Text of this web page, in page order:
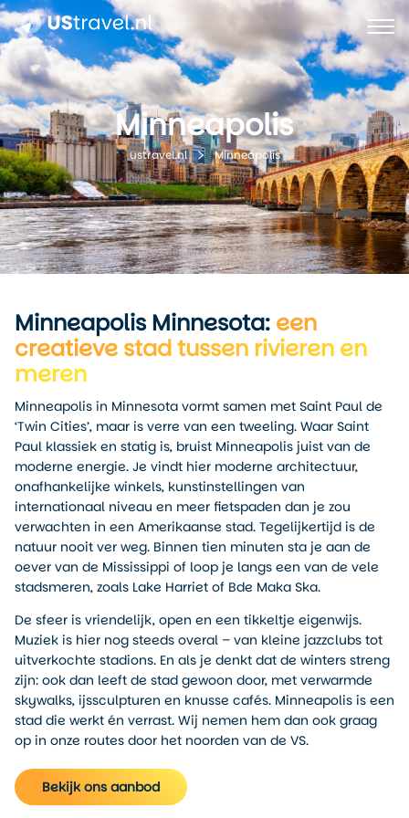
Minneapolis
ustravel.nl Minneapolis
Minneapolis Minnesota: een
creatieve stad tussen rivieren en
meren
Minneapolis in Minnesota vormt samen met Saint Paul de
‘Twin Cities’, maar is verre van een tweeling. Waar Saint
Paul klassiek en statig is, bruist Minneapolis juist van de
moderne energie. Je vindt hier moderne architectuur,
onafhankelijke winkels, kunstinstellingen van
internationaal niveau en meer fietspaden dan je zou
verwachten in een Amerikaanse stad. Tegelijkertijd is de
natuur nooit ver weg. Binnen tien minuten sta je aan de
oever van de Mississippi of loop je langs een van de vele
stadsmeren, zoals Lake Harriet of Bde Maka Ska.
De sfeer is vriendelijk, open en een tikkeltje eigenwijs.
Muziek is hier nog steeds overal – van kleine jazzclubs tot
uitverkochte stadions. En als je denkt dat de winters streng
zijn: ook dan leeft de stad gewoon door, met verwarmde
skywalks, ijssculpturen en knusse cafés. Minneapolis is een
stad die werkt én verrast. Wij nemen hem dan ook graag
op in onze routes door het noorden van de VS.
Bekijk ons aanbod